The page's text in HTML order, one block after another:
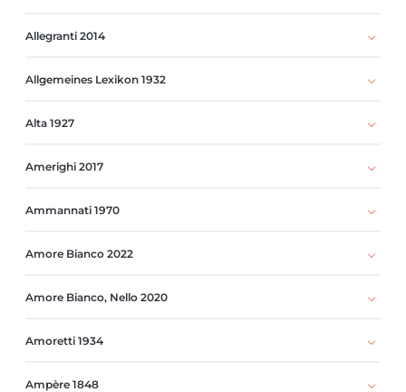
Allegranti 2014
Allgemeines Lexikon 1932
Alta 1927
Amerighi 2017
Ammannati 1970
Amore Bianco 2022
Amore Bianco, Nello 2020
Amoretti 1934
Ampère 1848